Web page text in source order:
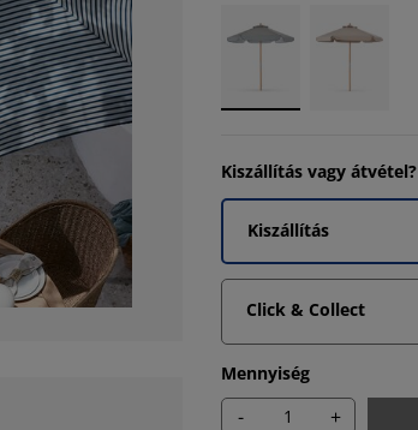
Kiszállítás vagy átvétel?
Kiszállítás
Click & Collect
Mennyiség
- +